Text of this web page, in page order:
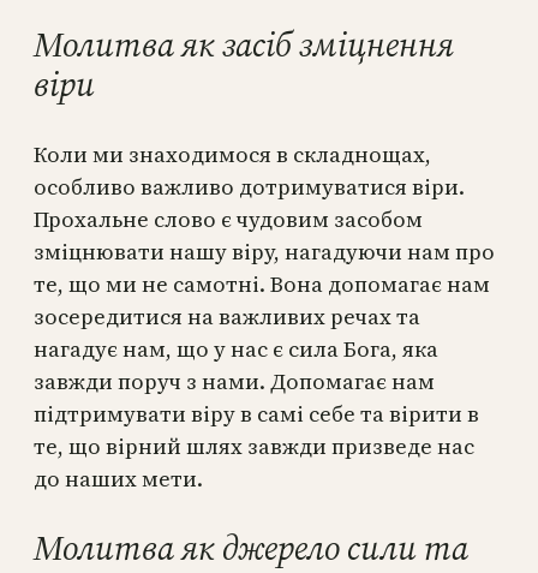
Молитва як засіб зміцнення
віри
Коли ми знаходимося в складнощах,
особливо важливо дотримуватися віри.
Прохальне слово є чудовим засобом
зміцнювати нашу віру, нагадуючи нам про
те, що ми не самотні. Вона допомагає нам
зосередитися на важливих речах та
нагадує нам, що у нас є сила Бога, яка
завжди поруч з нами. Допомагає нам
підтримувати віру в самі себе та вірити в
те, що вірний шлях завжди призведе нас
до наших мети.
Молитва як джерело сили та